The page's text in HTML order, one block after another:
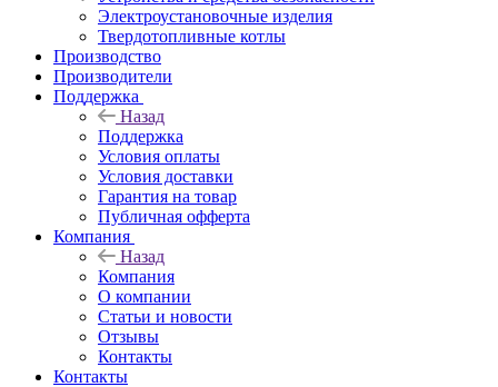
Электроустановочные изделия
Твердотопливные котлы
Производство
Производители
Поддержка
Назад
Поддержка
Условия оплаты
Условия доставки
Гарантия на товар
Публичная офферта
Компания
Назад
Компания
О компании
Статьи и новости
Отзывы
Контакты
Контакты